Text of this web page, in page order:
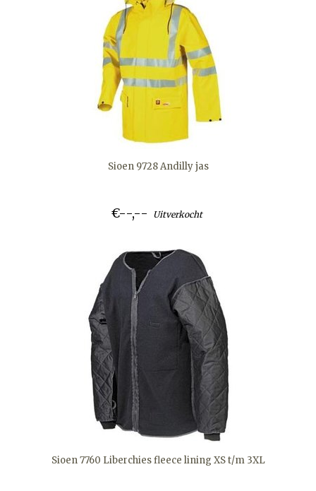
Sioen 9728 Andilly jas
€--,-- Uitverkocht
Sioen 7760 Liberchies fleece lining XS t/m 3XL